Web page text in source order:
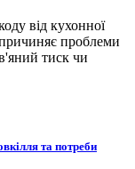
від кухонної
проблеми
тиск чи
та потреби